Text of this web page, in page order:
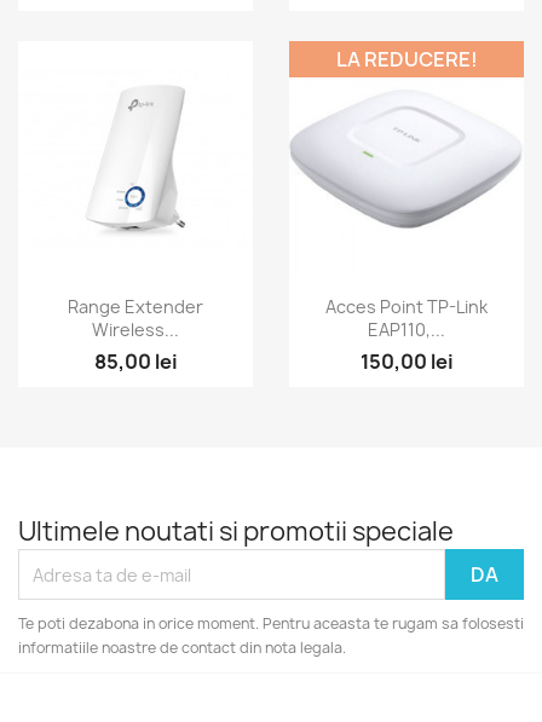
Vizualizare rapida
Range Extender
Wireless...
85,00 lei
Vizualizare rapida
Acces Point TP-Link
EAP110,...
150,00 lei
LA REDUCERE!
Ultimele noutati si promotii speciale
Te poti dezabona in orice moment. Pentru aceasta te rugam sa folosesti
informatiile noastre de contact din nota legala.